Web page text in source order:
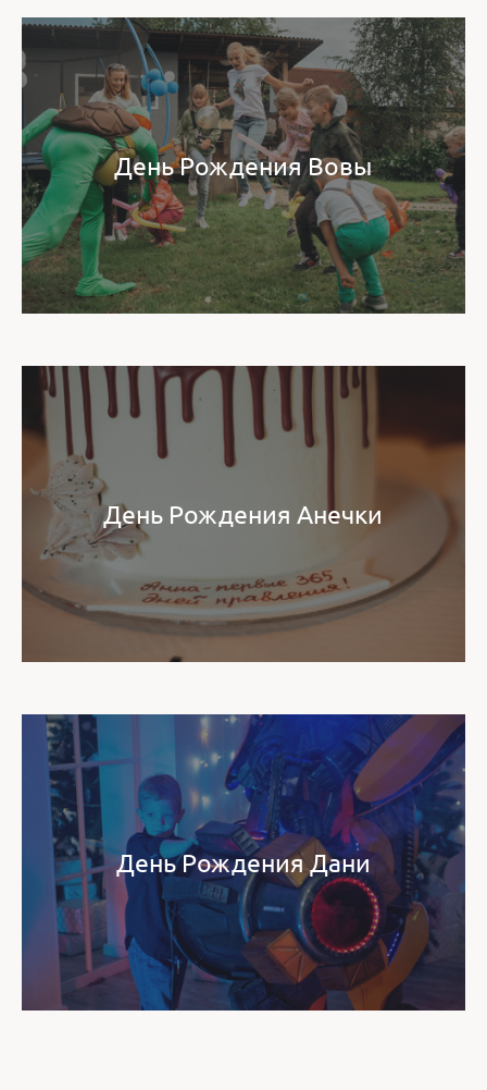
День Рождения Вовы
День Рождения Анечки
День Рождения Дани